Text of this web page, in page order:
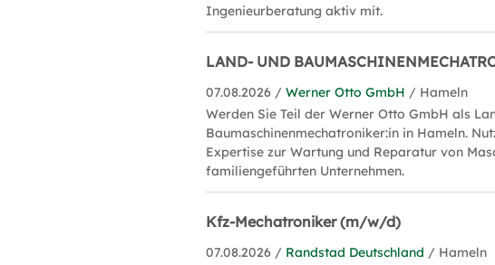
Ingenieurberatung aktiv mit.
LAND- UND
07.08.2026 /Werner Otto GmbH / Hameln
Werden Sie Teil der Werner Otto GmbH als
Baumaschinenmechatroniker:in in Hameln.
Expertise zur Wartung und Reparatur von
familiengeführten Unternehmen.
Kfz-Mechatroniker (m/w/d)
07.08.2026 / Randstad Deutschland / Hameln